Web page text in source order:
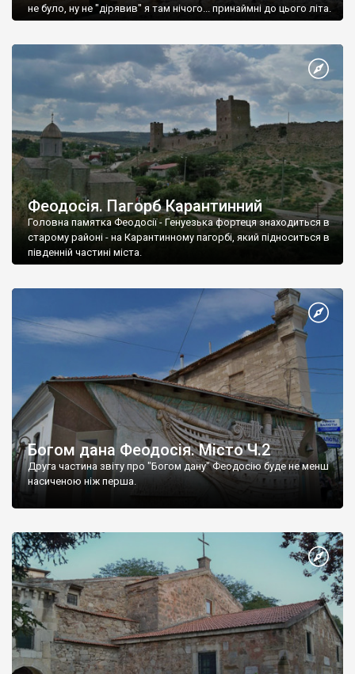
не було, ну не "дірявив" я там нічого... принаймні до цього літа.
Феодосія. Пагорб Карантинний
Головна памятка Феодосії - Генуезька фортеця знаходиться в
старому районі - на Карантинному пагорбі, який підноситься в
південній частині міста.
Богом дана Феодосія. Місто Ч.2
Друга частина звіту про "Богом дану" Феодосію буде не менш
насиченою ніж перша.